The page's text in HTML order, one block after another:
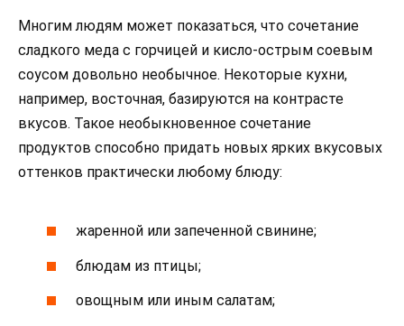
Многим людям может показаться, что сочетание
сладкого меда с горчицей и кисло-острым соевым
соусом довольно необычное. Некоторые кухни,
например, восточная, базируются на контрасте
вкусов. Такое необыкновенное сочетание
продуктов способно придать новых ярких вкусовых
оттенков практически любому блюду:
жаренной или запеченной свинине;
блюдам из птицы;
овощным или иным салатам;